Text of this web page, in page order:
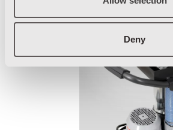
Deny